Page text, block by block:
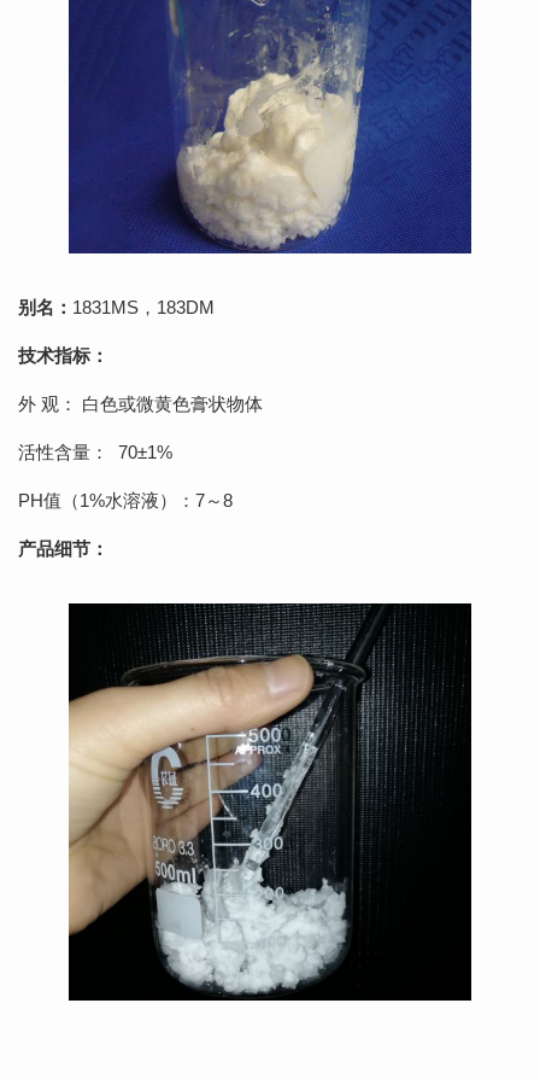
别名： 1831MS，183DM
技术指标：
外 观： 白色或微黄色膏状物体
活性含量： 70±1%
PH值（1%水溶液）：7～8
产品细节：